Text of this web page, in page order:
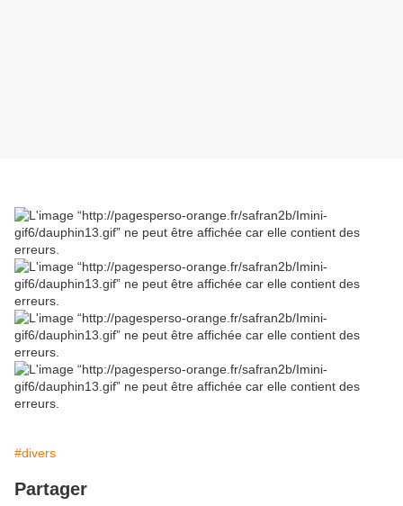
#divers
Partager